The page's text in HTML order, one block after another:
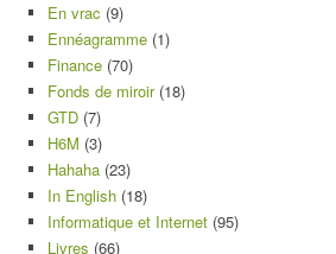
En vrac (9)
Ennéagramme (1)
Finance (70)
Fonds de miroir(18)
GTD (7)
H6M (3)
Hahaha (23)
In English (18)
Informatique et Internet (95)
Livres (66)